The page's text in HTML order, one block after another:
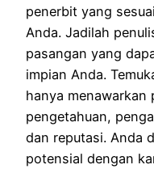
penerbit yang
Anda. Jadilah
pasangan yang
impian Anda.
hanya menawarkan
pengetahuan,
dan reputasi. Anda
potensial dengan